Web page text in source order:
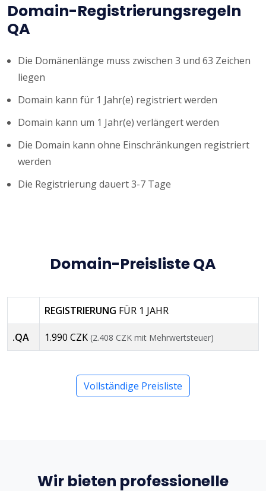
Domain-Registrierungsregeln
QA
Die Domänenlänge muss zwischen 3 und 63 Zeichen
liegen
Domain kann für 1 Jahr(e) registriert werden
Domain kann um 1 Jahr(e) verlängert werden
Die Domain kann ohne Einschränkungen registriert
werden
Die Registrierung dauert 3-7 Tage
Domain-Preisliste QA
REGISTRIERUNG FÜR 1 JAHR
.QA 1.990 CZK (2.408 CZK mit Mehrwertsteuer)
Vollständige Preisliste
Wir bieten professionelle